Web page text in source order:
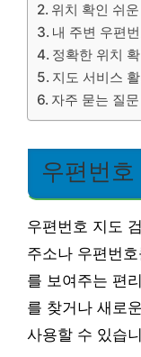
위치 확인 쉬
내 주변 우편
정확한 위치
지도 서비스
자주 묻는 질문
우편번
우편번호 지도
주소나 우편번
를 보여주는 편
를 찾거나 새로
사용할 수 있습